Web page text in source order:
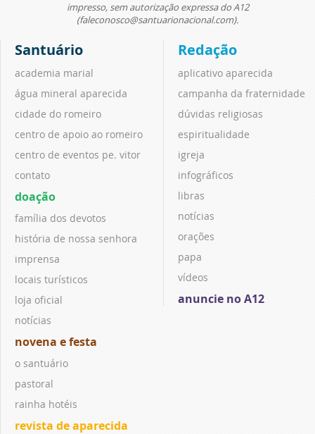
impresso, sem autorização expressa do A12
(faleconosco@santuarionacional.com).
Santuário
academia marial
água mineral aparecida
cidade do romeiro
centro de apoio ao romeiro
centro de eventos pe. vitor
contato
doação
família dos devotos
história de nossa senhora
imprensa
locais turísticos
loja oficial
notícias
novena e festa
o santuário
pastoral
rainha hotéis
revista de aparecida
Redação
aplicativo aparecida
campanha da fraternidade
dúvidas religiosas
espiritualidade
igreja
infográficos
libras
notícias
orações
papa
vídeos
anuncie no A12